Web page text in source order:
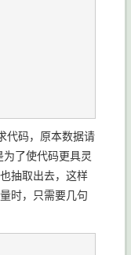
代码，原本数据请
了使代码更具灵
抽取出去，这样
时，只需要几句